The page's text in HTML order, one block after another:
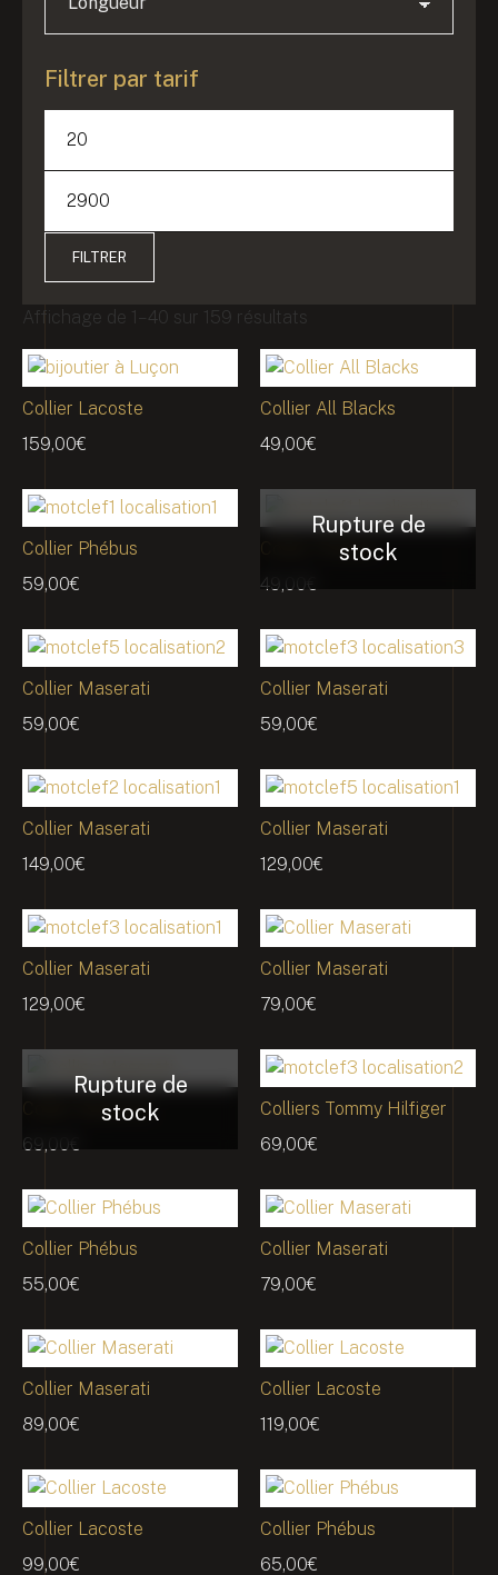
Filtrer par tarif
FILTRER
Affichage de 1–40 sur 159 résultats
Collier Lacoste
159,00€
Collier All Blacks
49,00€
Collier Phébus
59,00€
Collier Phébus
49,00 €
Collier Maserati
59,00€
Collier Maserati
59,00€
Collier Maserati
149,00€
Collier Maserati
129,00€
Collier Maserati
129,00€
Collier Maserati
79,00€
Collier Maserati
69,00 €
Colliers Tommy Hilfiger
69,00€
Collier Phébus
55,00€
Collier Maserati
79,00€
Collier Maserati
89,00€
Collier Lacoste
119,00€
Collier Lacoste
99,00€
Collier Phébus
65,00€